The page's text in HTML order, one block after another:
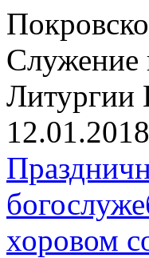
Служение
Литургии
12.01.2018
хоровом